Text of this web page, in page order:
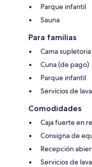
Parque infantil
Sauna
Para familias
Cama
Cuna (de pago)
Parque infantil
Servicios de
Comodidades
Caja fuerte en
Consigna de
Recepción
Servicios de